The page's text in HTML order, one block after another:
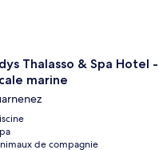
Thalasso & Spa Hotel -
marine
de compagnie